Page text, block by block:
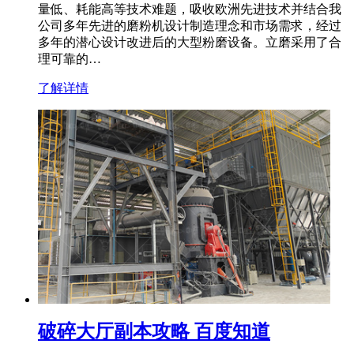
量低、耗能高等技术难题，吸收欧洲先进技术并结合我
公司多年先进的磨粉机设计制造理念和市场需求，经过
多年的潜心设计改进后的大型粉磨设备。立磨采用了合
理可靠的…
了解详情
破碎大厅副本攻略 百度知道